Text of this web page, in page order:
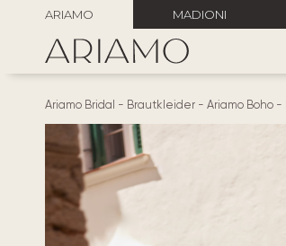
ARIAMO MADIONI
Ariamo Bridal - Brautkleider - Ariamo Boho -